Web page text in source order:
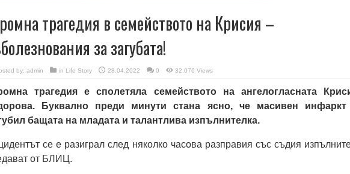
трагедия в семейството на Крисия –
за загубата!
by: admin in Life Story 28.04.2022 0 32,076 Views
трагедия е сполетяла семейството на ангелогласната
Буквално преди минути стана ясно, че масивен
бащата на младата и талантлива изпълнителка.
се е разиграл след няколко часова разправия със съдия
от БЛИЦ.